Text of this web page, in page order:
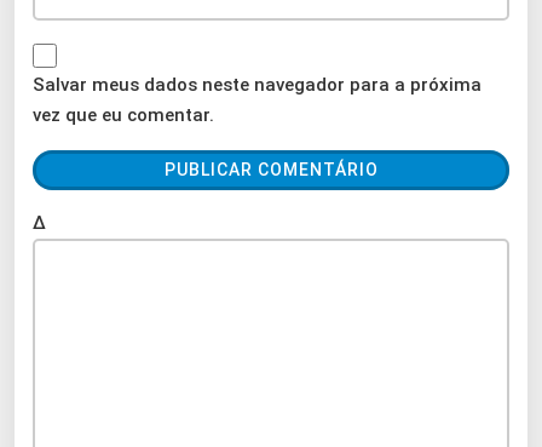
Salvar meus dados neste navegador para a próxima
vez que eu comentar.
Δ